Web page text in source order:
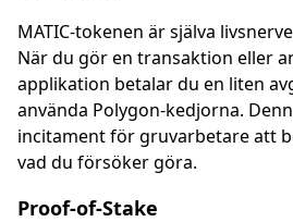
MATIC-tokenen är själva
När du gör en transaktion eller
applikation betalar du en liten
använda Polygon-kedjorna.
incitament för gruvarbetare att
vad du försöker göra.
Proof-of-Stake